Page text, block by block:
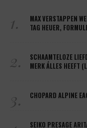
1.
MAX VERSTAPPEN
TAG HEUER,
2.
SCHAAMTELOZE
MERK ÁLLES HEEFT
3. CHOPARD ALPINE
SEIKO PRESAGE